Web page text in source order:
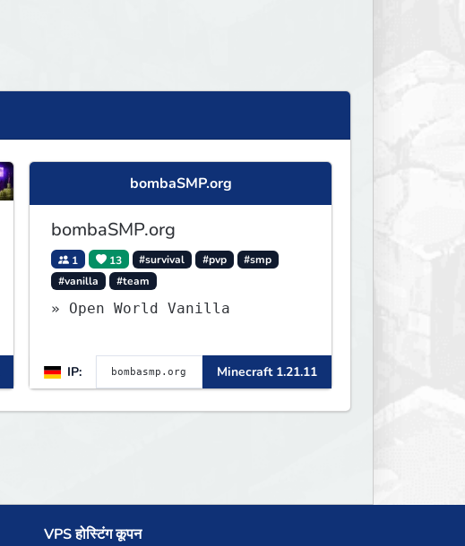
bombaSMP.org
bombaSMP.org
1 13 #survival #pvp
#smp
#vanilla
#team
» Open World Vanilla
IP: Minecraft 1.21.11
VPS होस्टिंग कूपन